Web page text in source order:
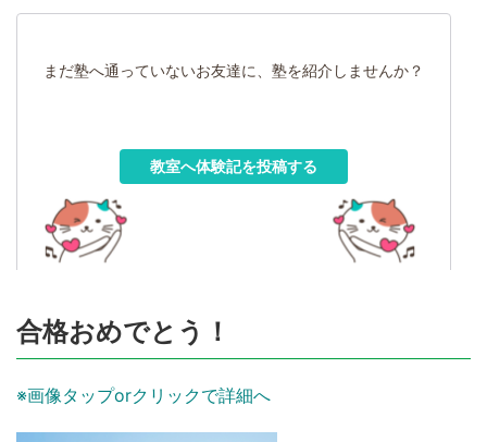
まだ塾へ通っていないお友達に、塾を紹介しませんか？
教室へ体験記を投稿する
合格おめでとう！
※画像タップorクリックで詳細へ